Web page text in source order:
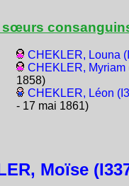
sœurs
CHEKLER, Louna
CHEKLER, Myriam
1858)
CHEKLER, Léon
- 17 mai 1861)
Moïse